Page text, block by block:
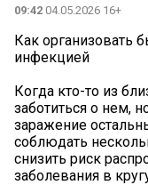
09:42 04.05.2026 16+
Как организовать
инфекцией
Когда кто-то из
заботиться о нем,
заражение
соблюдать
снизить риск
заболевания в